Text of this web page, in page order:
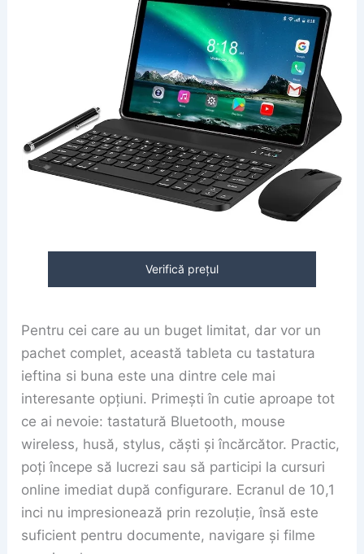
Verifică prețul
Pentru cei care au un buget limitat, dar vor un
pachet complet, această tableta cu tastatura
ieftina si buna este una dintre cele mai
interesante opțiuni. Primești în cutie aproape tot
ce ai nevoie: tastatură Bluetooth, mouse
wireless, husă, stylus, căști și încărcător. Practic,
poți începe să lucrezi sau să participi la cursuri
online imediat după configurare. Ecranul de 10,1
inci nu impresionează prin rezoluție, însă este
suficient pentru documente, navigare și filme